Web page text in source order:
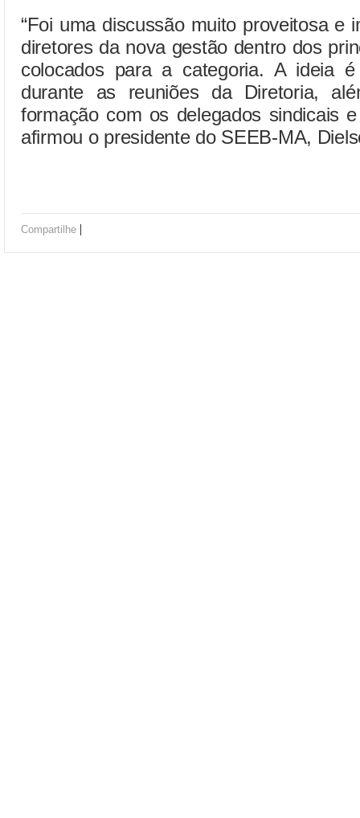
“Foi uma discussão muito proveitosa e
diretores da nova gestão dentro dos
colocados para a categoria. A ideia
durante as reuniões da Diretoria,
formação com os delegados sindicais
afirmou o presidente do SEEB-MA,
Compartilhe |